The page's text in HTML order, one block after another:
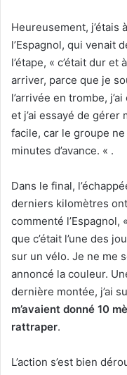
Heureusement, j’étais
l’Espagnol, qui venait
l’étape, « c’était dur et
arriver, parce que je
l’arrivée en trombe,
et j’ai essayé de gérer
facile, car le groupe
minutes d’avance. « .
Dans le final,
derniers kilomètres
commenté l’Espagnol,
que c’était l’une des
sur un vélo. Je ne me
annoncé la couleur.
dernière montée, j’ai
m’avaient donné 10
rattraper.
L’action s’est bien